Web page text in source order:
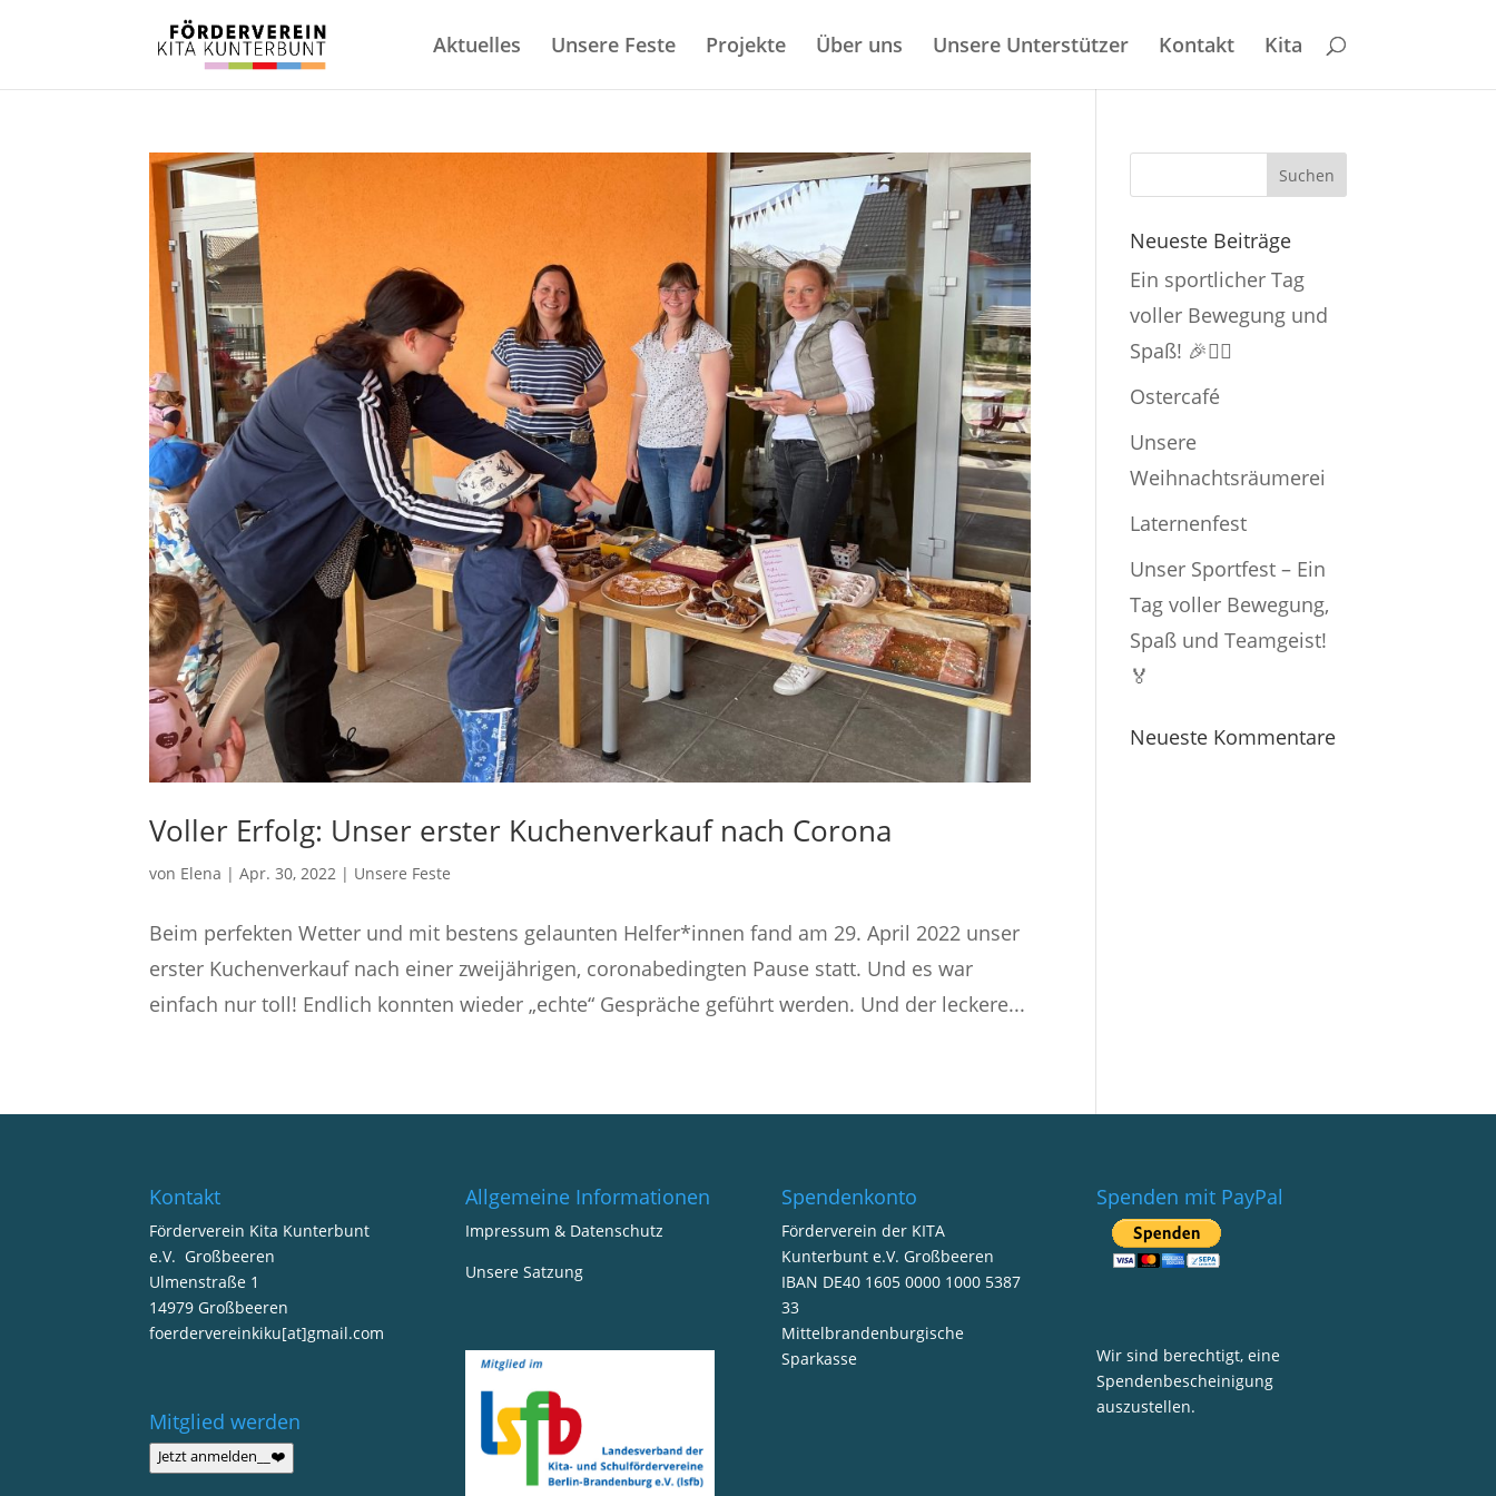
Aktuelles Unsere Feste Projekte Über uns Unsere Unterstützer Kontakt Kita
Voller Erfolg: Unser erster Kuchenverkauf nach Corona
von Elena |Apr. 30, 2022 | Unsere Feste
Beim perfekten Wetter und mit bestens gelaunten Helfer*innen fand am 29. April 2022 unser
erster Kuchenverkauf nach einer zweijährigen, coronabedingten Pause statt. Und es war
einfach nur toll! Endlich konnten wieder „echte“ Gespräche geführt werden. Und der leckere...
Neueste Beiträge
Ein sportlicher Tag
voller Bewegung und
Spaß! 🎉🏃‍♂️
Ostercafé
Unsere
Weihnachtsräumerei
Laternenfest
Unser Sportfest – Ein
Tag voller Bewegung,
Spaß und Teamgeist!
🏅
Neueste Kommentare
Kontakt
Förderverein Kita Kunterbunt
e.V. Großbeeren
Ulmenstraße 1
14979 Großbeeren
foerdervereinkiku[at]gmail.com
Mitglied werden
Jetzt anmelden__❤️
Allgemeine Informationen
Impressum & Datenschutz
Unsere Satzung
Spendenkonto
Förderverein der KITA
Kunterbunt e.V. Großbeeren
IBAN DE40 1605 0000 1000 5387
33
Mittelbrandenburgische
Sparkasse
Spenden mit PayPal
Wir sind berechtigt, eine
Spendenbescheinigung
auszustellen.